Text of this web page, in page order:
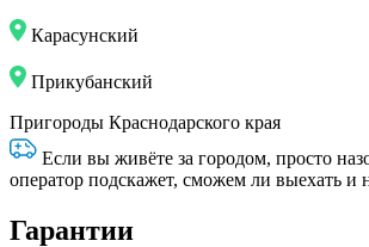
Карасунский
Прикубанский
Пригороды Краснодарского края
Если вы живёте за городом, просто
оператор подскажет, сможем ли выехать и
Гарантии